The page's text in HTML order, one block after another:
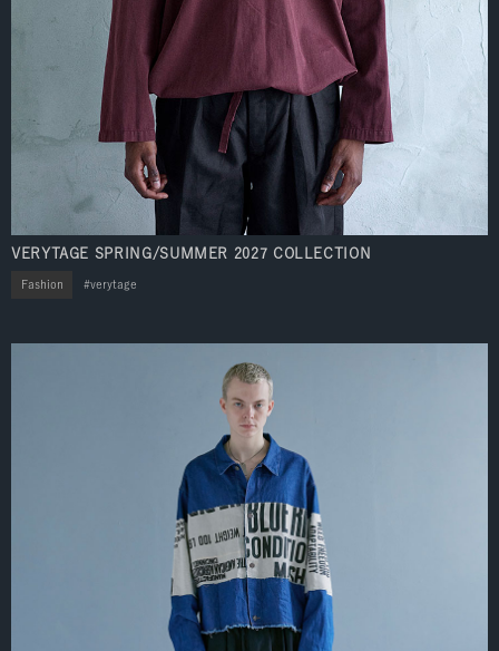
VERYTAGE SPRING/SUMMER 2027 COLLECTION
Fashion verytage